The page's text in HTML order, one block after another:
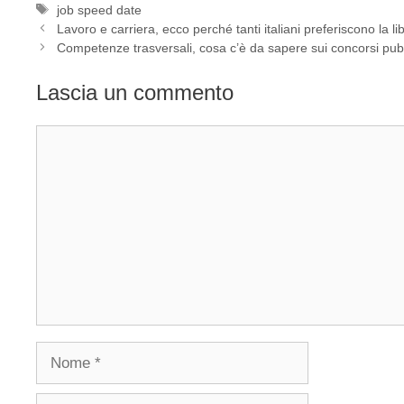
Tag
job speed date
Lavoro e carriera, ecco perché tanti italiani preferiscono la
Competenze trasversali, cosa c’è da sapere sui concorsi
Lascia un commento
Nome